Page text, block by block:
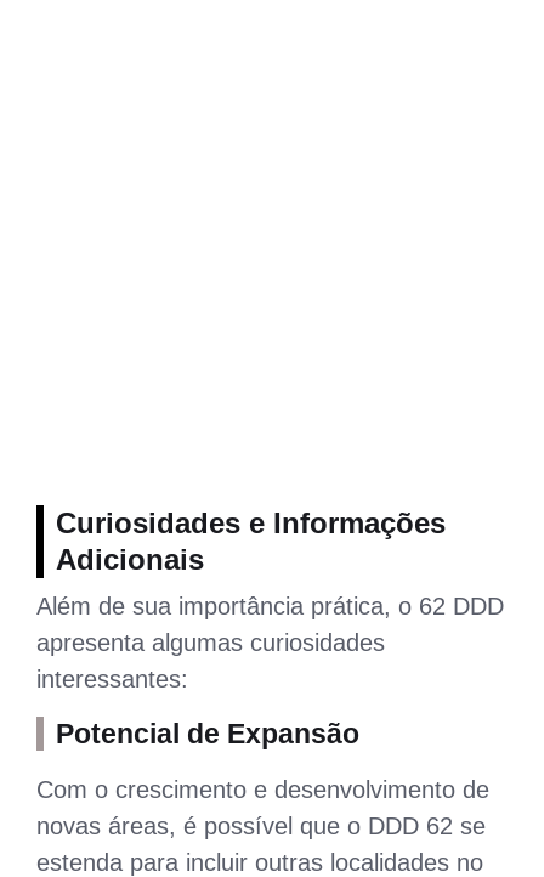
Curiosidades e Informações
Adicionais
Além de sua importância prática, o 62 DDD
apresenta algumas curiosidades
interessantes:
Potencial de Expansão
Com o crescimento e desenvolvimento de
novas áreas, é possível que o DDD 62 se
estenda para incluir outras localidades no